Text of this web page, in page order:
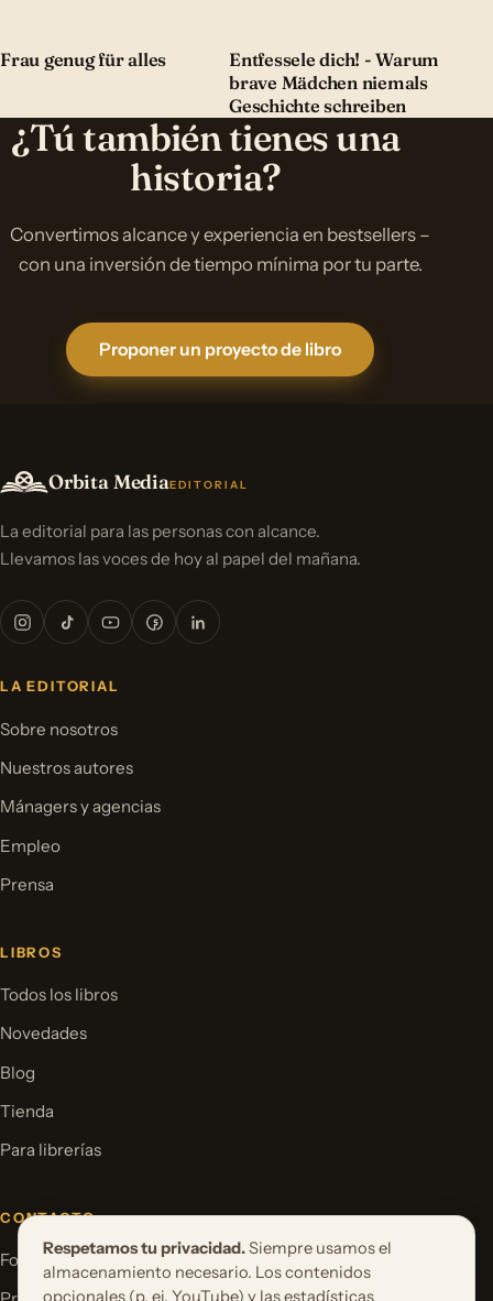
Frau genug für alles
Entfessele dich! - Warum
brave Mädchen niemals
Geschichte schreiben
¿Tú también tienes una
historia?
Convertimos alcance y experiencia en bestsellers –
con una inversión de tiempo mínima por tu parte.
Proponer un proyecto de libro
Orbita MediaEDITORIAL
La editorial para las personas con alcance.
Llevamos las voces de hoy al papel del mañana.
LA EDITORIAL
Sobre nosotros
Nuestros autores
Mánagers y agencias
Empleo
Prensa
LIBROS
Todos los libros
Novedades
Blog
Tienda
Para librerías
CONTACTO
Formulario de contacto
Respetamos tu privacidad. Siempre usamos el
almacenamiento necesario. Los contenidos
opcionales (p. ej. YouTube) y las estadísticas